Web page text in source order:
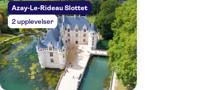
Azay-Le-Rideau Slottet
2 upplevelser